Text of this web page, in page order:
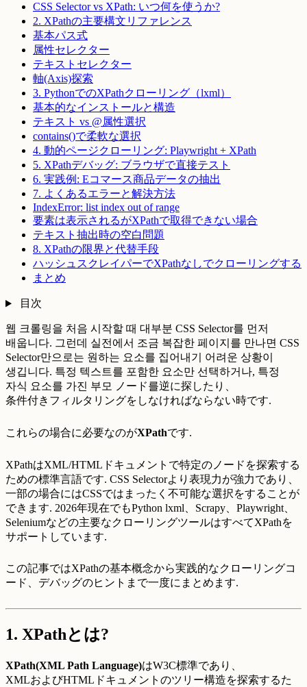
CSS Selector vs XPath: いつ何を使うか?
2. XPathの主要構文リファレンス
基本パス式
属性セレクター
テキストセレクター
軸(Axis)探索
3. PythonでのXPathクローリング（lxml）
基本的なインストールと構造
テキスト vs @属性選択
contains()で柔軟な選択
4. 動的ページクローリング: Playwright + XPath
5. XPathデバッグ: ブラウザで直接テスト
6. 実践例: Eコマース商品データの抽出
7. よくあるエラーと解決方法
IndexError: list index out of range
要素は表示されるがXPathで取得できない場合
テキスト抽出時の空白問題
8. XPathの限界と代替手段
ハッシュスクレイパーでXPathなしでクローリングする
まとめ
目次
웹 크롤링을 처음 시작할 때 대부분 CSS Selector를 먼저
배웁니다. 그런데 실전에서 조금 복잡한 페이지를 만나면 CSS
Selector만으로는 원하는 요소를 집어내기 어려운 상황이
생깁니다. 특정 텍스트를 포함한 요소만 선택하거나, 특정
자식 요소를 가진 부모 ノード를逆に探したり、
条件付きフィルタリングをしなければならない時です.
これらの場合に必要なのがXPathです.
XPathはXML/HTMLドキュメントで特定のノードを探索する
ための標準言語です. CSS Selectorより表現力が強力であり、
一部の場合にはCSSではまったく不可能な選択をすることが
できます. 2026年現在でもPython lxml、Scrapy、Playwright、
Seleniumなどの主要なクローリングツールはすべてXPathを
サポートしています.
この記事ではXPathの基本概念から実践的なクローリングコ
ード、デバッグのヒントまで一度にまとめます.
1. XPathとは?
XPath(XML Path Language)はW3C標準であり、
XMLおよびHTMLドキュメントのツリー構造を探索するた